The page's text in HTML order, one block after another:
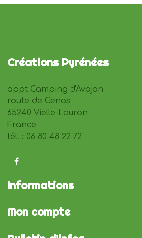
Créations Pyrénées
appt Camping d'Avajan
route de Genos
65240 Vielle-Louron
France
tél. : 06 80 48 22 72
Informations
Mon compte